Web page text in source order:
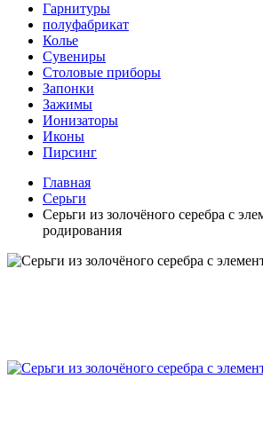
Гарнитуры
полуфабрикат
Колье
Сувениры
Столовые приборы
Запонки
Зажимы
Ионизаторы
Иконы
Пирсинг
Главная
Серьги
Серьги из золочёного серебра с
родирования